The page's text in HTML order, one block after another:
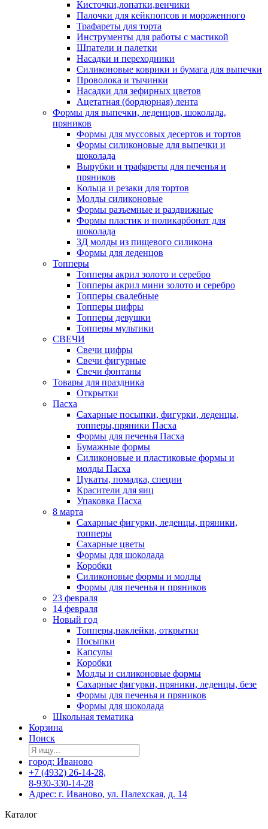
Кисточки,лопатки,венчики
Палочки для кейкпопсов и мороженного
Трафареты для торта
Инструменты для работы с мастикой
Шпатели и палетки
Насадки и переходники
Силиконовые коврики и бумага для выпечки
Проволока и тычинки
Насадки для зефирных цветов
Ацетатная (бордюрная) лента
Формы для выпечки, леденцов, шоколада,
пряников
Формы для муссовых десертов и тортов
Формы силиконовые для выпечки и
шоколада
Вырубки и трафареты для печенья и
пряников
Кольца и резаки для тортов
Молды силиконовые
Формы разъемные и раздвижные
Формы пластик и поликарбонат для
шоколада
3Д молды из пищевого силикона
Формы для леденцов
Топперы
Топперы акрил золото и серебро
Топперы акрил мини золото и серебро
Топперы свадебные
Топперы цифры
Топперы девушки
Топперы мультики
СВЕЧИ
Свечи цифры
Свечи фигурные
Свечи фонтаны
Товары для праздника
Открытки
Пасха
Сахарные посыпки, фигурки, леденцы,
топперы,пряники Пасха
Формы для печенья Пасха
Бумажные формы
Силиконовые и пластиковые формы и
молды Пасха
Цукаты, помадка, специи
Красители для яиц
Упаковка Пасха
8 марта
Сахарные фигурки, леденцы, пряники,
топперы
Сахарные цветы
Формы для шоколада
Коробки
Силиконовые формы и молды
Формы для печенья и пряников
23 февраля
14 февраля
Новый год
Топперы,наклейки, открытки
Посыпки
Капсулы
Коробки
Молды и силиконовые формы
Сахарные фигурки, пряники, леденцы, безе
Формы для печенья и пряников
Формы для шоколада
Школьная тематика
Корзина
Поиск
город: Иваново
+7 (4932) 26-14-28,
8-930-330-14-28
Адрес: г. Иваново, ул. Палехская, д. 14
Каталог